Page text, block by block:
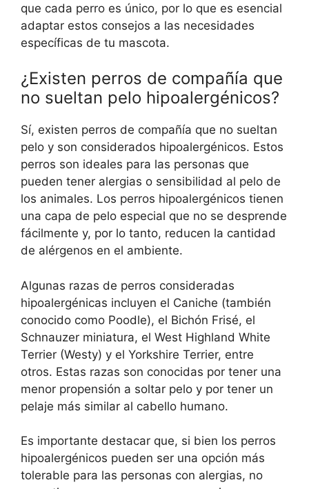
que cada perro es único, por lo que es esencial
adaptar estos consejos a las necesidades
específicas de tu mascota.
¿Existen perros de compañía que
no sueltan pelo hipoalergénicos?
Sí, existen perros de compañía que no sueltan
pelo y son considerados hipoalergénicos. Estos
perros son ideales para las personas que
pueden tener alergias o sensibilidad al pelo de
los animales. Los perros hipoalergénicos tienen
una capa de pelo especial que no se desprende
fácilmente y, por lo tanto, reducen la cantidad
de alérgenos en el ambiente.
Algunas razas de perros consideradas
hipoalergénicas incluyen el Caniche (también
conocido como Poodle), el Bichón Frisé, el
Schnauzer miniatura, el West Highland White
Terrier (Westy) y el Yorkshire Terrier, entre
otros. Estas razas son conocidas por tener una
menor propensión a soltar pelo y por tener un
pelaje más similar al cabello humano.
Es importante destacar que, si bien los perros
hipoalergénicos pueden ser una opción más
tolerable para las personas con alergias, no